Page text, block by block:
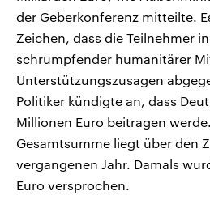
der Geberkonferenz mitteilte.
Zeichen, dass die Teilnehmer
schrumpfender humanitärer
Unterstützungszusagen
Politiker kündigte an, dass
Millionen Euro beitragen
Gesamtsumme liegt über den
vergangenen Jahr. Damals
Euro versprochen.